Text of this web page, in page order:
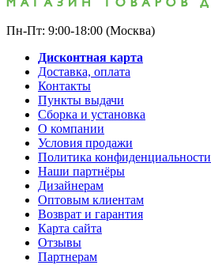
Пн-Пт: 9:00-18:00 (Москва)
Дисконтная карта
Доставка, оплата
Контакты
Пункты выдачи
Сборка и установка
О компании
Условия продажи
Политика конфиденциальности
Наши партнёры
Дизайнерам
Оптовым клиентам
Возврат и гарантия
Карта сайта
Отзывы
Партнерам